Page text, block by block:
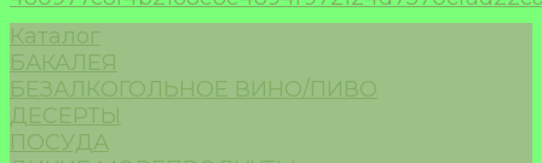
Каталог
БАКАЛЕЯ
БЕЗАЛКОГОЛЬНОЕ ВИНО/ПИВО
ДЕСЕРТЫ
ПОСУДА